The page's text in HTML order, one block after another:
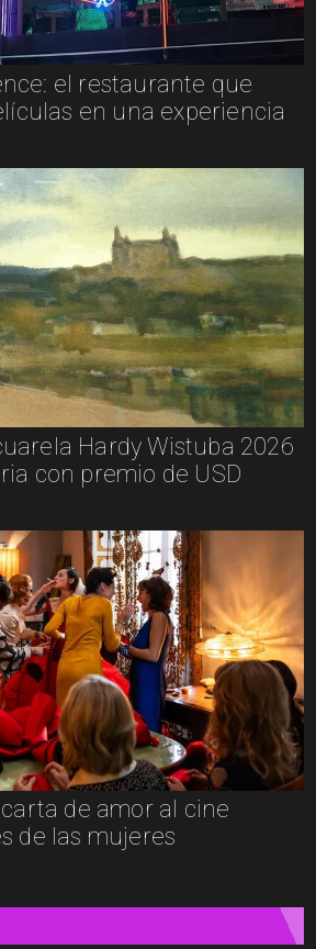
el restaurante que
en una experiencia
Hardy Wistuba 2026
con premio de USD
de amor al cine
de las mujeres